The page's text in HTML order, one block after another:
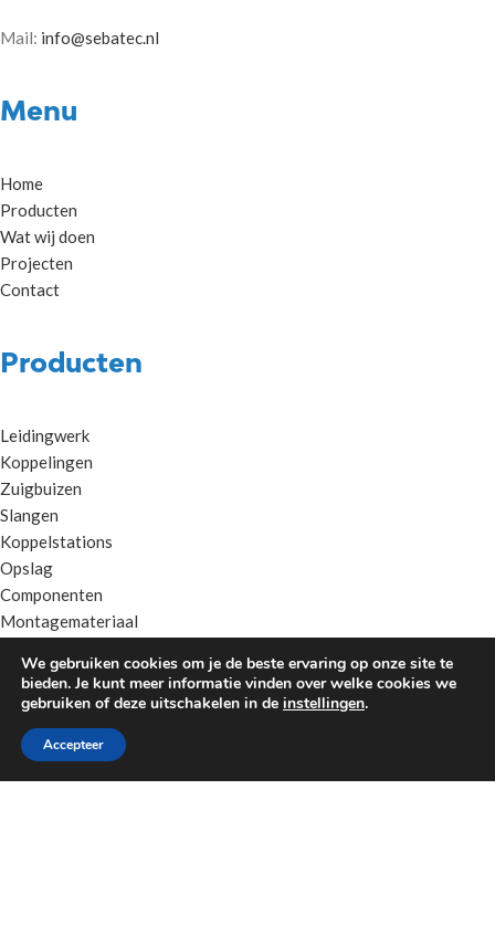
Mail: info@sebatec.nl
Menu
Home
Producten
Wat wij doen
Projecten
Contact
Producten
Leidingwerk
Koppelingen
Zuigbuizen
Slangen
Koppelstations
Opslag
Componenten
Montagemateriaal
Klantenservice
We gebruiken cookies om je de beste ervaring op onze site te
bieden. Je kunt meer informatie vinden over welke cookies we
gebruiken of deze uitschakelen in de instellingen.
Accepteer